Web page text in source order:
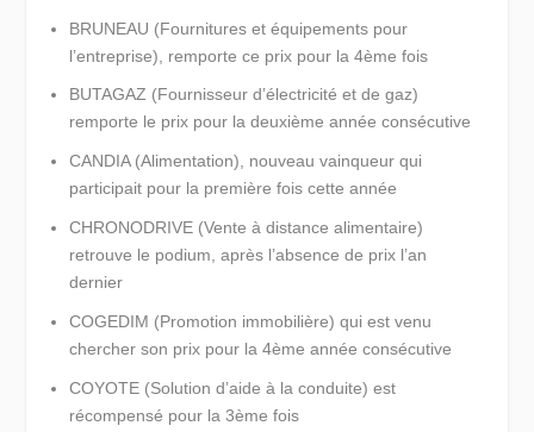
BRUNEAU (Fournitures et équipements pour
l’entreprise), remporte ce prix pour la 4ème fois
BUTAGAZ (Fournisseur d’électricité et de gaz)
remporte le prix pour la deuxième année consécutive
CANDIA (Alimentation), nouveau vainqueur qui
participait pour la première fois cette année
CHRONODRIVE (Vente à distance alimentaire)
retrouve le podium, après l’absence de prix l’an
dernier
COGEDIM (Promotion immobilière) qui est venu
chercher son prix pour la 4ème année consécutive
COYOTE (Solution d’aide à la conduite) est
récompensé pour la 3ème fois